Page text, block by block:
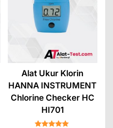
Alat Ukur Klorin
HANNA INSTRUMENT
Chlorine Checker HC
HI701